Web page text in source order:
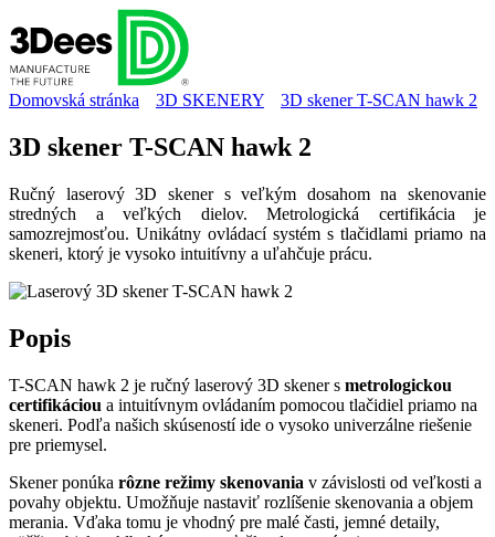
Domovská stránka 3D SKENERY 3D skener T-SCAN hawk 2
3D skener T-SCAN hawk 2
Ručný laserový 3D skener s veľkým dosahom na skenovanie
stredných a veľkých dielov. Metrologická certifikácia je
samozrejmosťou. Unikátny ovládací systém s tlačidlami priamo na
skeneri, ktorý je vysoko intuitívny a uľahčuje prácu.
Popis
T-SCAN hawk 2 je ručný laserový 3D skener s metrologickou
certifikáciou a intuitívnym ovládaním pomocou tlačidiel priamo na
skeneri. Podľa našich skúseností ide o vysoko univerzálne riešenie
pre priemysel.
Skener ponúka rôzne režimy skenovania v závislosti od veľkosti a
povahy objektu. Umožňuje nastaviť rozlíšenie skenovania a objem
merania. Vďaka tomu je vhodný pre malé časti, jemné detaily,